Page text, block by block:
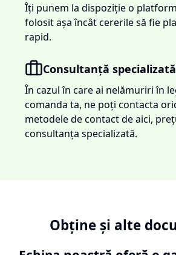
Îți punem la dispoziție o
folosit așa încât cererile să fie
rapid.
Consultanță specializată
În cazul în care ai nelămuriri în
comanda ta, ne poți contacta
metodele de contact de aici,
consultanța specializată.
Obține și alte